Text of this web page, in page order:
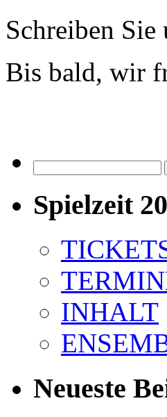
Schreiben Sie
Bis bald, wir
nach:
Spielzeit
INHALT
Neueste